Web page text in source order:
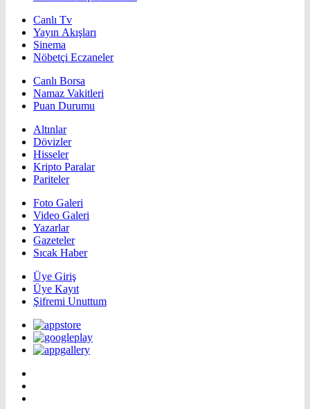
Canlı Tv
Yayın Akışları
Sinema
Nöbetçi Eczaneler
Canlı Borsa
Namaz Vakitleri
Puan Durumu
Altınlar
Dövizler
Hisseler
Kripto Paralar
Pariteler
Foto Galeri
Video Galeri
Yazarlar
Gazeteler
Sıcak Haber
Üye Giriş
Üye Kayıt
Şifremi Unuttum